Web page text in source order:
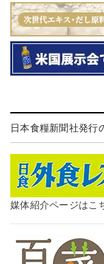
日本食糧新聞社発行
媒体紹介ページはこ